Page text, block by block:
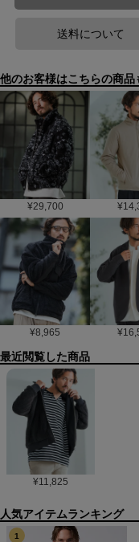
送料について
他のお客様はこちらの商品
¥29,700 ¥
¥8,965 ¥
最近閲覧した商品
¥11,825
1